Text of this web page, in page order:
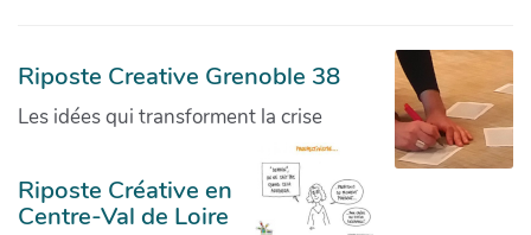
Riposte Creative Grenoble 38
Les idées qui transforment la crise
Riposte Créative en
Centre-Val de Loire